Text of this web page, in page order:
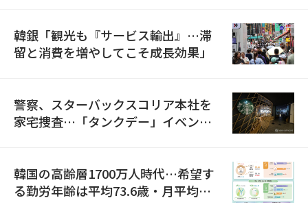
韓銀「観光も『サービス輸出』…滞
留と消費を増やしてこそ成長効果」
警察、スターバックスコリア本社を
家宅捜査…「タンクデー」イベント
韓国の高齢層1700万人時代…希望す
る勤労年齢は平均73.6歳・月平均賃